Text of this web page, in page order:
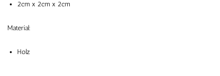
2cm x 2cm x 2cm
Material:
Holz